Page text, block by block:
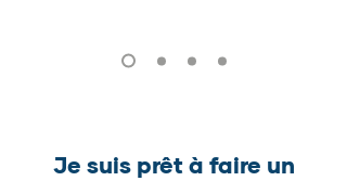
Je suis prêt à faire un